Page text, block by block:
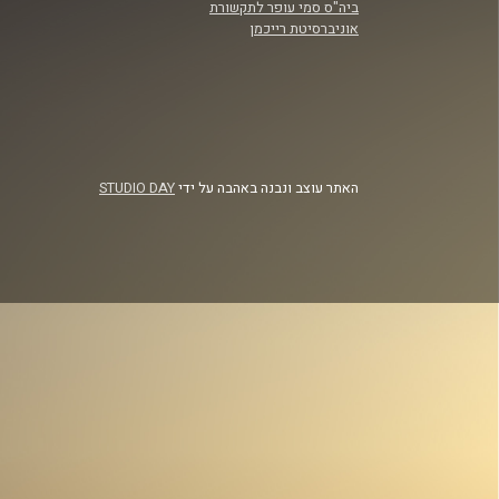
ביה"ס סמי עופר לתקשורת
אוניברסיטת רייכמן
האתר עוצב ונבנה באהבה על ידיSTUDIO DAY